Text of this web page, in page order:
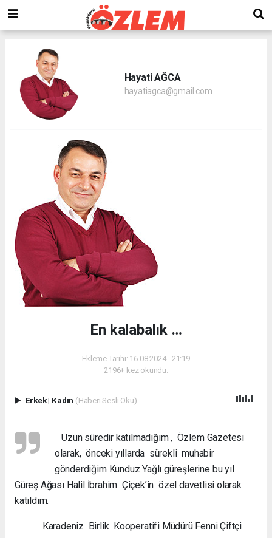
Hayati AĞCA
hayatiagca@gmail.com
En kalabalık …
Ekleme Tarihi: 16.08.2024 - 21:19
2196+ kez okundu.
Erkek| Kadın (Haberi Sesli Oku)
Uzun süredir katılmadığım , Özlem Gazetesi
olarak, önceki yıllarda sürekli muhabir
gönderdiğim Kunduz Yağlı güreşlerine bu yıl
Güreş Ağası Halil İbrahim Çiçek’in özel davetlisi olarak
katıldım.
Karadeniz Birlik Kooperatifi Müdürü Fenni Çiftçi